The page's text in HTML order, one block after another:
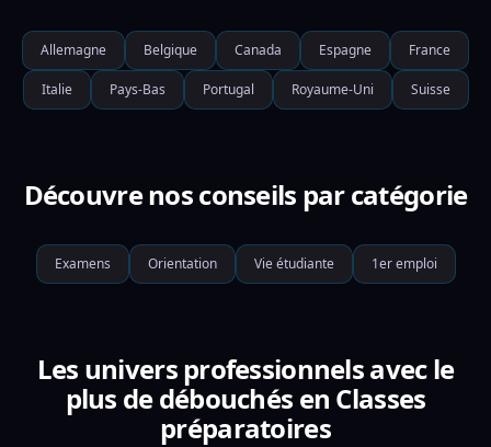
Allemagne Belgique Canada Espagne France
Italie Pays-Bas Portugal Royaume-Uni Suisse
Découvre nos conseils par catégorie
Examens Orientation Vie étudiante 1er emploi
Les univers professionnels avec le
plus de débouchés en Classes
préparatoires